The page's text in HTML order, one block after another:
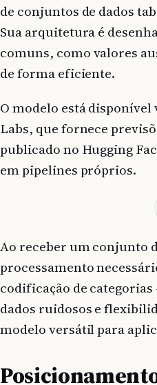
de conjuntos de dados
Sua arquitetura é
comuns, como valores
de forma eficiente.
O modelo está disponível
Labs, que fornece
publicado no Hugging
em pipelines próprios.
Ao receber um conjunto
processamento
codificação de
dados ruidosos e
modelo versátil para